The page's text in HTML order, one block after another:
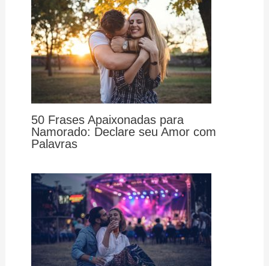
50 Frases Apaixonadas para
Namorado: Declare seu Amor com
Palavras